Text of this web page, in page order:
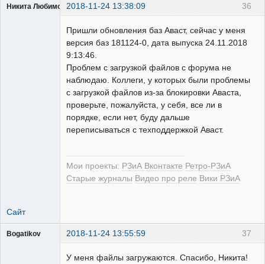
36
Никита Любимов 2018-11-24 13:38:09
Пришли обновления баз Аваст, сейчас у меня
версия баз 181124-0, дата выпуска 24.11.2018
9:13:46.
Проблем с загрузкой файлов с форума не
наблюдаю. Коллеги, у которых были проблемы
с загрузкой файлов из-за блокировки Аваста,
проверьте, пожалуйста, у себя, все ли в
порядке, если нет, буду дальше
переписываться с техподдержкой Аваст.
Мои проекты: РЗиА Вконтакте Ретро-РЗиА
Старые журналы Видео про реле Вики РЗиА
Сайт
37
Bogatikov 2018-11-24 13:55:59
У меня файлы загружаются. Спасибо, Никита!